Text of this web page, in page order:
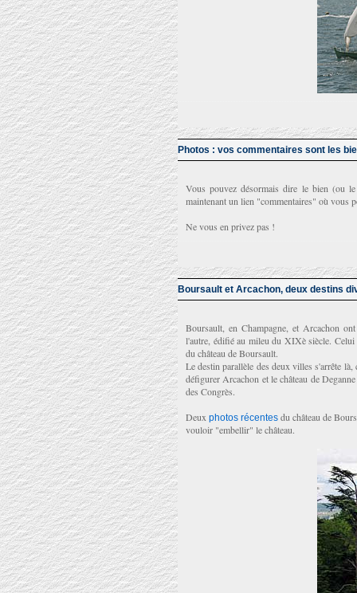
Photos : vos commentaires sont les
Vous pouvez désormais dire le bien (ou
maintenant un lien "commentaires" où vous
Ne vous en privez pas !
Boursault et Arcachon, deux destins
Boursault, en Champagne, et Arcachon
l'autre, édifié au mileu du XIXè siècle.
du château de Boursault.
Le destin parallèle des deux villes s'arrête
défigurer Arcachon et le château de
des Congrès.
Deux photos récentes du château de
vouloir "embellir" le château.